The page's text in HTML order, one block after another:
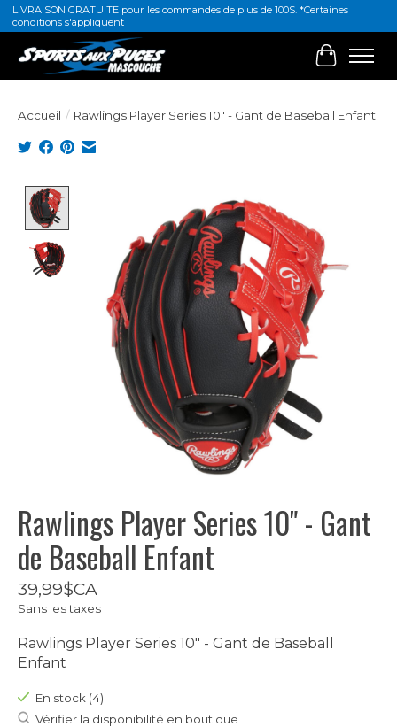
LIVRAISON GRATUITE pour les commandes de plus de 100$. *Certaines
conditions s'appliquent
Panier
Accueil / Rawlings Player Series 10" - Gant de Baseball Enfant
Rawlings Player Series 10" - Gant
de Baseball Enfant
39,99$CA
Sans les taxes
Rawlings Player Series 10" - Gant de Baseball
Enfant
En stock (4)
Vérifier la disponibilité en boutique